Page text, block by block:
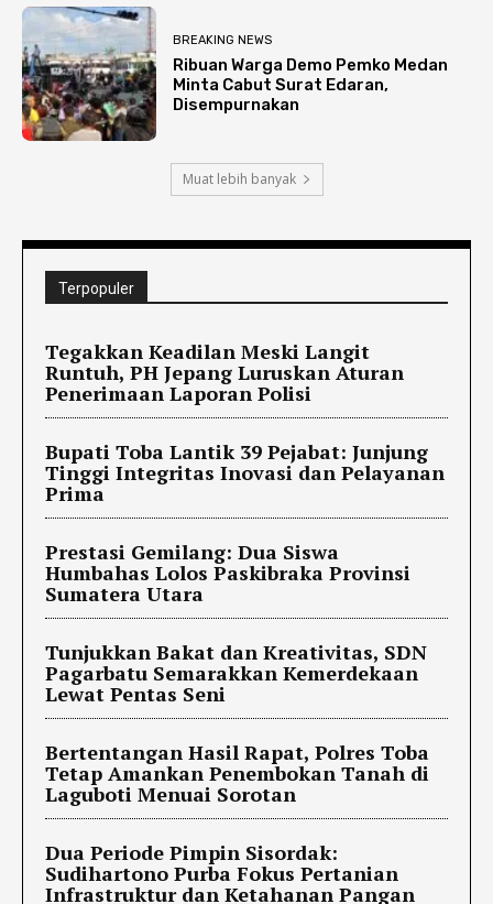
BREAKING NEWS
Ribuan Warga Demo Pemko Medan
Minta Cabut Surat Edaran,
Disempurnakan
Muat lebih banyak
Terpopuler
Tegakkan Keadilan Meski Langit
Runtuh, PH Jepang Luruskan Aturan
Penerimaan Laporan Polisi
Bupati Toba Lantik 39 Pejabat: Junjung
Tinggi Integritas Inovasi dan Pelayanan
Prima
Prestasi Gemilang: Dua Siswa
Humbahas Lolos Paskibraka Provinsi
Sumatera Utara
Tunjukkan Bakat dan Kreativitas, SDN
Pagarbatu Semarakkan Kemerdekaan
Lewat Pentas Seni
Bertentangan Hasil Rapat, Polres Toba
Tetap Amankan Penembokan Tanah di
Laguboti Menuai Sorotan
Dua Periode Pimpin Sisordak:
Sudihartono Purba Fokus Pertanian
Infrastruktur dan Ketahanan Pangan